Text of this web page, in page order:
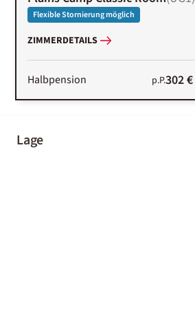
Flexible Stornierung möglich
ZIMMERDETAILS
Halbpension p.P.302 €
Lage